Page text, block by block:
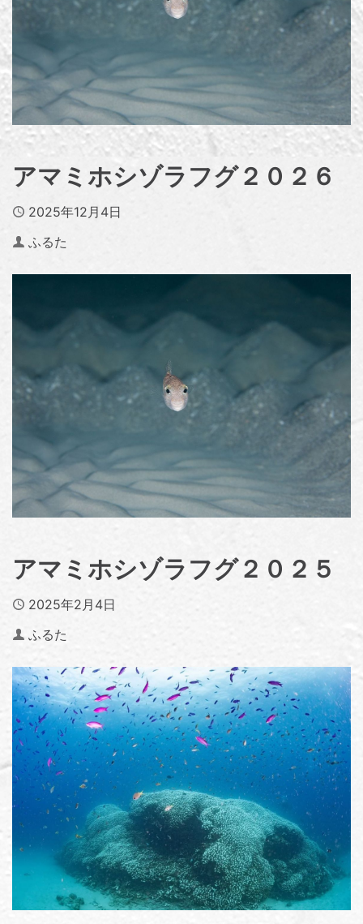
アマミホシゾラフグ２０２６
Published
2025年12月4日
Author
ふるた
アマミホシゾラフグ２０２５
Published
2025年2月4日
Author
ふるた